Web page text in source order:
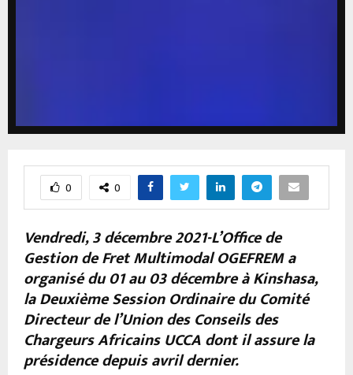
0 0
Vendredi, 3 décembre 2021-L’Office de
Gestion de Fret Multimodal OGEFREM a
organisé du 01 au 03 décembre à Kinshasa,
la Deuxième Session Ordinaire du Comité
Directeur de l’Union des Conseils des
Chargeurs Africains UCCA dont il assure la
présidence depuis avril dernier.